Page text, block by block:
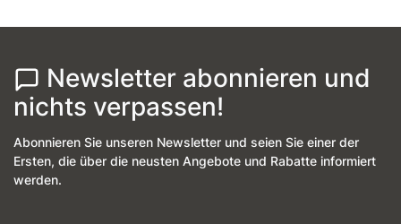
Newsletter abonnieren und
nichts verpassen!
Abonnieren Sie unseren Newsletter und seien Sie einer der
Ersten, die über die neusten Angebote und Rabatte informiert
werden.